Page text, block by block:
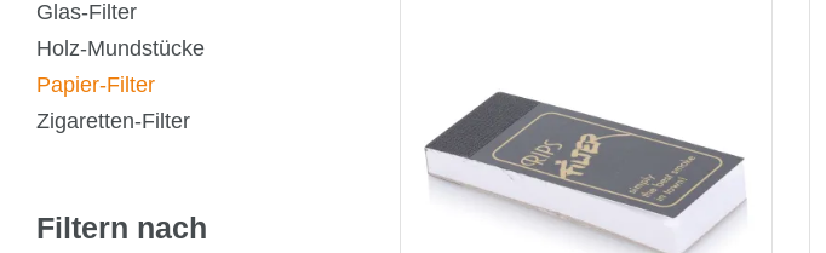
Glas-Filter
Holz-Mundstücke
Papier-Filter
Zigaretten-Filter
Filtern nach